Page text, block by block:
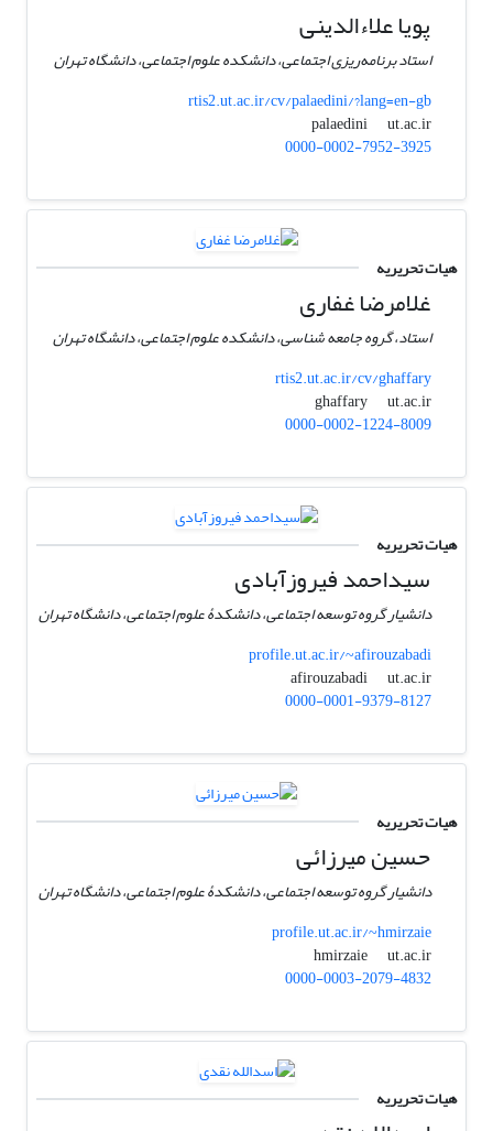
پویا علاءالدینی
استاد برنامه‌ریزی اجتماعی، دانشکده علوم اجتماعی، دانشگاه تهران
rtis2.ut.ac.ir/cv/palaedini/?lang=en-gb
palaedini
ut.ac.ir
0000-0002-7952-3925
هیات تحریریه
غلامرضا غفاری
استاد، گروه جامعه شناسی، دانشکده علوم اجتماعی، دانشگاه تهران
rtis2.ut.ac.ir/cv/ghaffary
ghaffary
ut.ac.ir
0000-0002-1224-8009
هیات تحریریه
سیداحمد فیروزآبادی
دانشیار گروه توسعه اجتماعی، دانشکدۀ علوم اجتماعی، دانشگاه تهران
profile.ut.ac.ir/~afirouzabadi
afirouzabadi
ut.ac.ir
0000-0001-9379-8127
هیات تحریریه
حسین میرزائی
دانشیار گروه توسعه اجتماعی، دانشکدۀ علوم اجتماعی، دانشگاه تهران
profile.ut.ac.ir/~hmirzaie
hmirzaie
ut.ac.ir
0000-0003-2079-4832
هیات تحریریه